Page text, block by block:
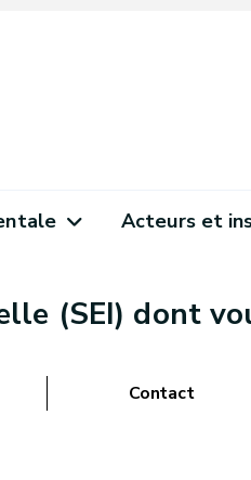
Acteurs et
(SEI) dont
Contact